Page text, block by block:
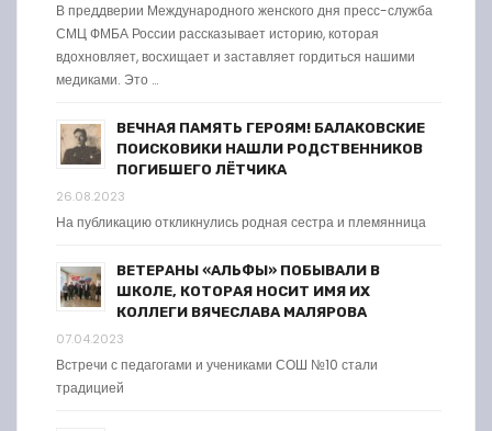
В преддверии Международного женского дня пресс-служба
СМЦ ФМБА России рассказывает историю, которая
вдохновляет, восхищает и заставляет гордиться нашими
медиками. Это …
ВЕЧНАЯ ПАМЯТЬ ГЕРОЯМ! БАЛАКОВСКИЕ
ПОИСКОВИКИ НАШЛИ РОДСТВЕННИКОВ
ПОГИБШЕГО ЛЁТЧИКА
26.08.2023
На публикацию откликнулись родная сестра и племянница
ВЕТЕРАНЫ «АЛЬФЫ» ПОБЫВАЛИ В
ШКОЛЕ, КОТОРАЯ НОСИТ ИМЯ ИХ
КОЛЛЕГИ ВЯЧЕСЛАВА МАЛЯРОВА
07.04.2023
Встречи с педагогами и учениками СОШ №10 стали
традицией